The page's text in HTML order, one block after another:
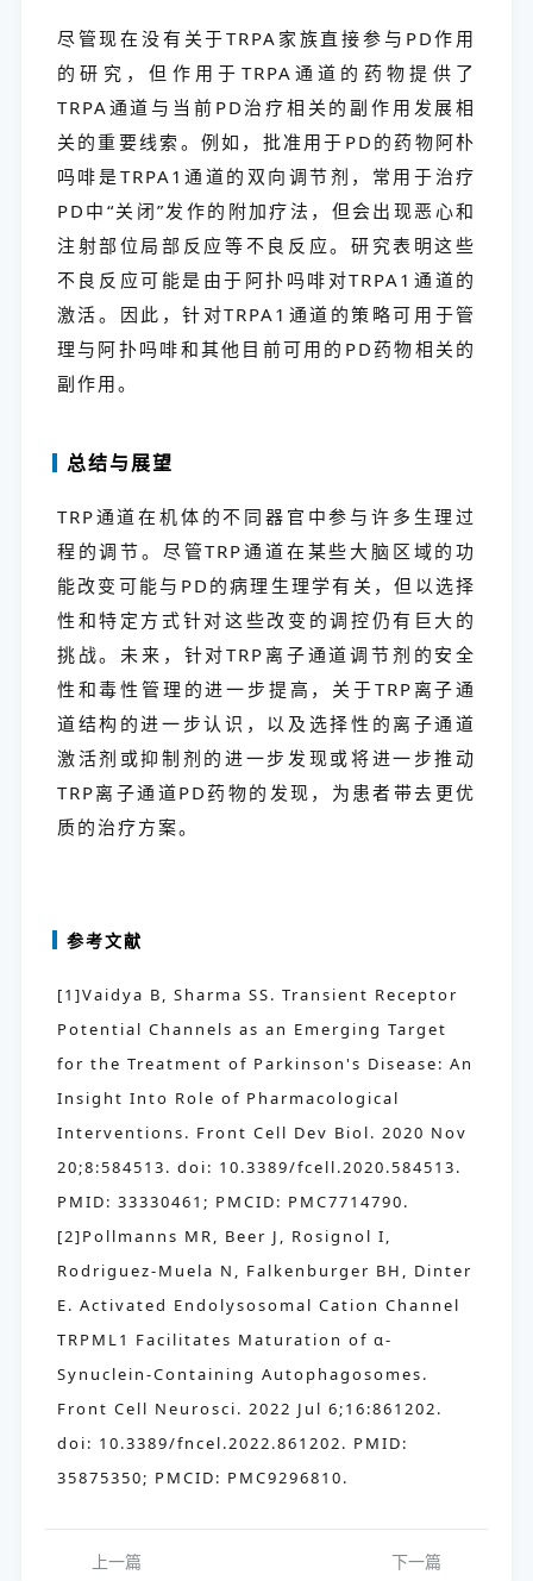
尽管现在没有关于TRPA家族直接参与PD作用
的研究，但作用于TRPA通道的药物提供了
TRPA通道与当前PD治疗相关的副作用发展相
关的重要线索。例如，批准用于PD的药物阿朴
吗啡是TRPA1通道的双向调节剂，常用于治疗
PD中“关闭”发作的附加疗法，但会出现恶心和
注射部位局部反应等不良反应。研究表明这些
不良反应可能是由于阿扑吗啡对TRPA1通道的
激活。因此，针对TRPA1通道的策略可用于管
理与阿扑吗啡和其他目前可用的PD药物相关的
副作用。
总结与展望
TRP通道在机体的不同器官中参与许多生理过
程的调节。尽管TRP通道在某些大脑区域的功
能改变可能与PD的病理生理学有关，但以选择
性和特定方式针对这些改变的调控仍有巨大的
挑战。未来，针对TRP离子通道调节剂的安全
性和毒性管理的进一步提高，关于TRP离子通
道结构的进一步认识，以及选择性的离子通道
激活剂或抑制剂的进一步发现或将进一步推动
TRP离子通道PD药物的发现，为患者带去更优
质的治疗方案。
参考文献
[1]Vaidya B, Sharma SS. Transient Receptor
Potential Channels as an Emerging Target
for the Treatment of Parkinson's Disease: An
Insight Into Role of Pharmacological
Interventions. Front Cell Dev Biol. 2020 Nov
20;8:584513. doi: 10.3389/fcell.2020.584513.
PMID: 33330461; PMCID: PMC7714790.
[2]Pollmanns MR, Beer J, Rosignol I,
Rodriguez-Muela N, Falkenburger BH, Dinter
E. Activated Endolysosomal Cation Channel
TRPML1 Facilitates Maturation of α-
Synuclein-Containing Autophagosomes.
Front Cell Neurosci. 2022 Jul 6;16:861202.
doi: 10.3389/fncel.2022.861202. PMID:
35875350; PMCID: PMC9296810.
上一篇 下一篇